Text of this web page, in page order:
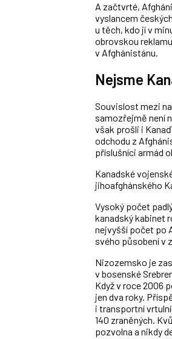
A začtvrté,
vyslancem
u těch, kdo jí v
obrovskou
v Afghánistánu.
Nejsme
Souvislost mezi
samozřejmě není
však prošli i
odchodu z
příslušníci armád
Kanadské
jihoafghánského
Vysoký počet
kanadský kabinet
nejvyšší počet po
svého působení v
Nizozemsko je
v bosenské
Když v roce 2006
jen dva roky.
i transportní
140 zraněných.
pozvolna a nikdy